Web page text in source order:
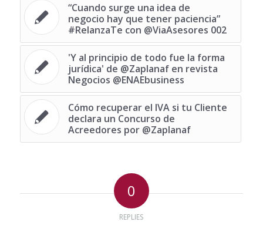
“Cuando surge una idea de
negocio hay que tener paciencia”
#RelanzaTe con @ViaAsesores 002
'Y al principio de todo fue la forma
jurídica' de @Zaplanaf en revista
Negocios @ENAEbusiness
Cómo recuperar el IVA si tu Cliente
declara un Concurso de
Acreedores por @Zaplanaf
0
REPLIES